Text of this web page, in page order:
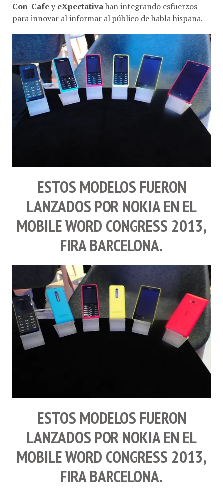
Con-Cafey eXpectativahan integrando esfuerzos
para innovar al informar al público de habla hispana.
ESTOS MODELOS FUERON
LANZADOS PORNOKIAEN EL
MOBILE WORD CONGRESS 2013,
FIRA BARCELONA.
ESTOS MODELOS FUERON
LANZADOS PORNOKIAEN EL
MOBILE WORD CONGRESS 2013,
FIRA BARCELONA.